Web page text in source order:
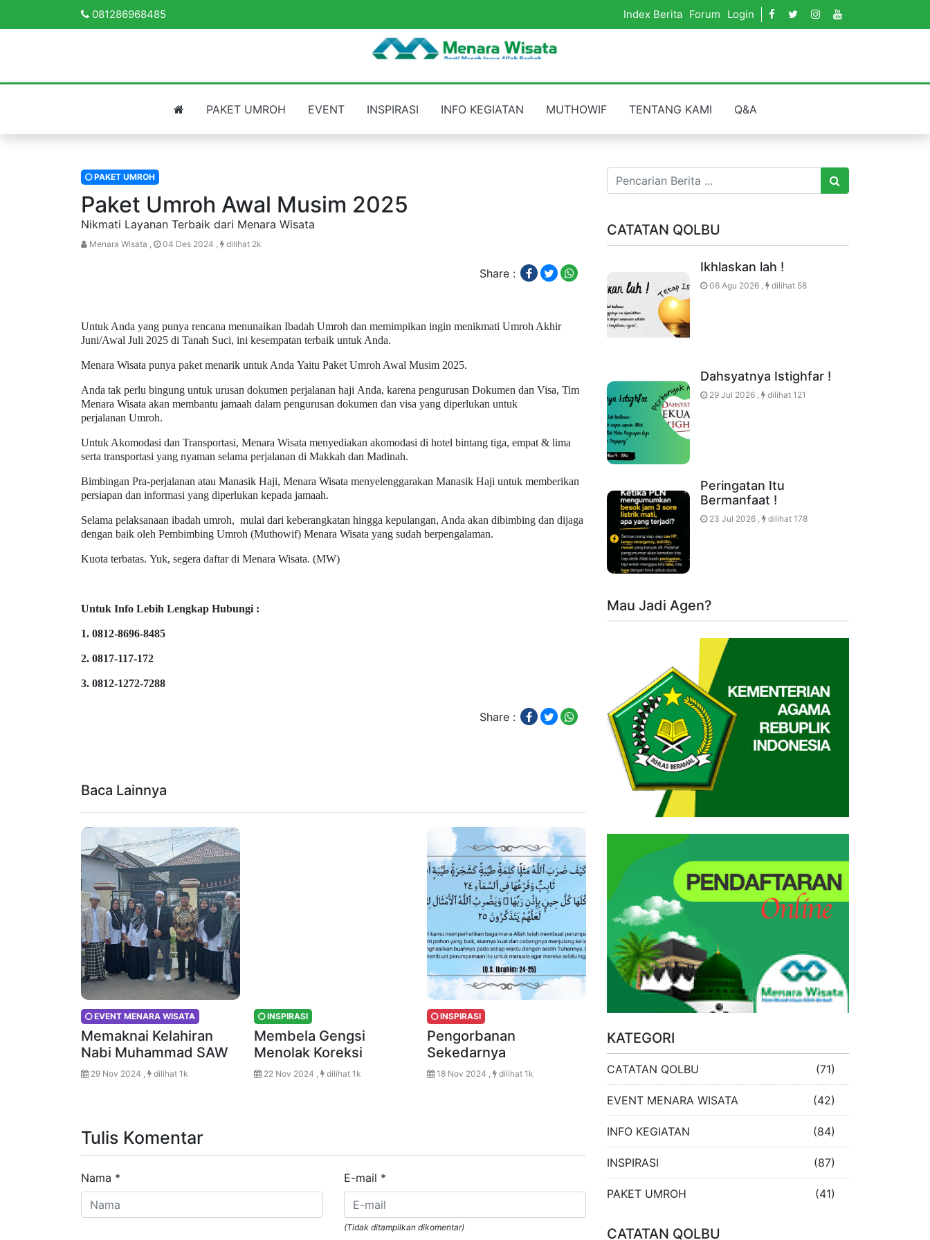
081286968485 Index Berita Forum Login
PAKET UMROH EVENT INSPIRASI INFO KEGIATAN MUTHOWIF TENTANG KAMI Q&A
PAKET UMROH
Paket Umroh Awal Musim 2025
Nikmati Layanan Terbaik dari Menara Wisata
Menara Wisata , 04 Des 2024 , dilihat 2k
Share :
Untuk Anda yang punya rencana menunaikan Ibadah Umroh dan memimpikan ingin menikmati Umroh Akhir
Juni/Awal Juli 2025 di Tanah Suci, ini kesempatan terbaik untuk Anda.
Menara Wisata punya paket menarik untuk Anda Yaitu Paket Umroh Awal Musim 2025.
Anda tak perlu bingung untuk urusan dokumen perjalanan haji Anda, karena pengurusan Dokumen dan Visa, Tim
Menara Wisata akan membantu jamaah dalam pengurusan dokumen dan visa yang diperlukan untuk
perjalanan Umroh.
Untuk Akomodasi dan Transportasi, Menara Wisata menyediakan akomodasi di hotel bintang tiga, empat & lima
serta transportasi yang nyaman selama perjalanan di Makkah dan Madinah.
Bimbingan Pra-perjalanan atau Manasik Haji, Menara Wisata menyelenggarakan Manasik Haji untuk memberikan
persiapan dan informasi yang diperlukan kepada jamaah.
Selama pelaksanaan ibadah umroh, mulai dari keberangkatan hingga kepulangan, Anda akan dibimbing dan dijaga
dengan baik oleh Pembimbing Umroh (Muthowif) Menara Wisata yang sudah berpengalaman.
Kuota terbatas. Yuk, segera daftar di Menara Wisata. (MW)
Untuk Info Lebih Lengkap Hubungi :
1. 0812-8696-8485
2. 0817-117-172
3. 0812-1272-7288
Share :
Baca Lainnya
EVENT MENARA WISATA
Memaknai Kelahiran
Nabi Muhammad SAW
29 Nov 2024 , dilihat 1k
INSPIRASI
Membela Gengsi
Menolak Koreksi
22 Nov 2024 , dilihat 1k
INSPIRASI
Pengorbanan
Sekedarnya
18 Nov 2024 , dilihat 1k
Tulis Komentar
Nama * E-mail *
(Tidak ditampilkan dikomentar)
CATATAN QOLBU
Ikhlaskan lah !
06 Agu 2026 , dilihat 58
Dahsyatnya Istighfar !
29 Jul 2026 , dilihat 121
Peringatan Itu
Bermanfaat !
23 Jul 2026 , dilihat 178
Mau Jadi Agen?
KATEGORI
CATATAN QOLBU (71)
EVENT MENARA WISATA (42)
INFO KEGIATAN (84)
INSPIRASI (87)
PAKET UMROH (41)
CATATAN QOLBU